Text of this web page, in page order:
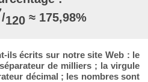
/120≈ 175,98%
ils écrits sur notre site Web : le
de milliers ; la virgule
décimal ; les nombres sont